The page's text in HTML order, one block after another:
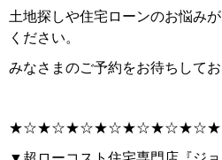
土地探しや住宅ローンのお悩み
ください。
みなさまのご予約をお待ちしてお